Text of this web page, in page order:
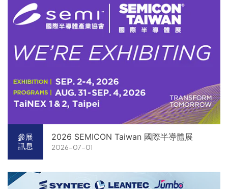
參展
訊息
2026 SEMICON Taiwan 國際半導體展
2026-07-01